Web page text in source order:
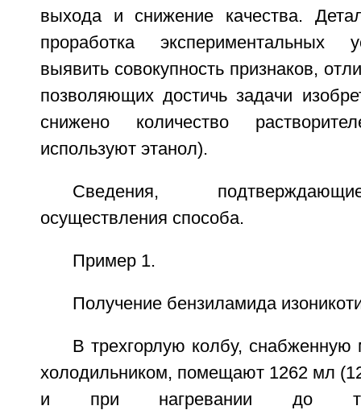
выхода и снижение качества.
проработка экспериментальных
выявить совокупность признаков,
позволяющих достичь задачи
снижено количество
используют этанол).
Сведения,
осуществления способа.
Пример 1.
Получение бензиламида
В трехгорлую колбу,
холодильником, помещают 1262 мл
и при нагревании до